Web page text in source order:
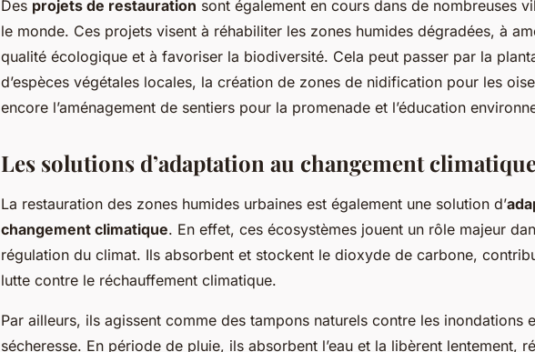
Des projets de restauration sont également en cours dans de nombreuses
le monde. Ces projets visent à réhabiliter les zones humides dégradées, à
qualité écologique et à favoriser la biodiversité. Cela peut passer par la
d’espèces végétales locales, la création de zones de nidification pour les
encore l’aménagement de sentiers pour la promenade et l’éducation
Les solutions d’adaptation au changement
La restauration des zones humides urbaines est également une solution d’
changement climatique. En effet, ces écosystèmes jouent un rôle majeur
régulation du climat. Ils absorbent et stockent le dioxyde de carbone,
lutte contre le réchauffement climatique.
Par ailleurs, ils agissent comme des tampons naturels contre les inondations
sécheresse. En période de pluie, ils absorbent l’eau et la libèrent lentement,